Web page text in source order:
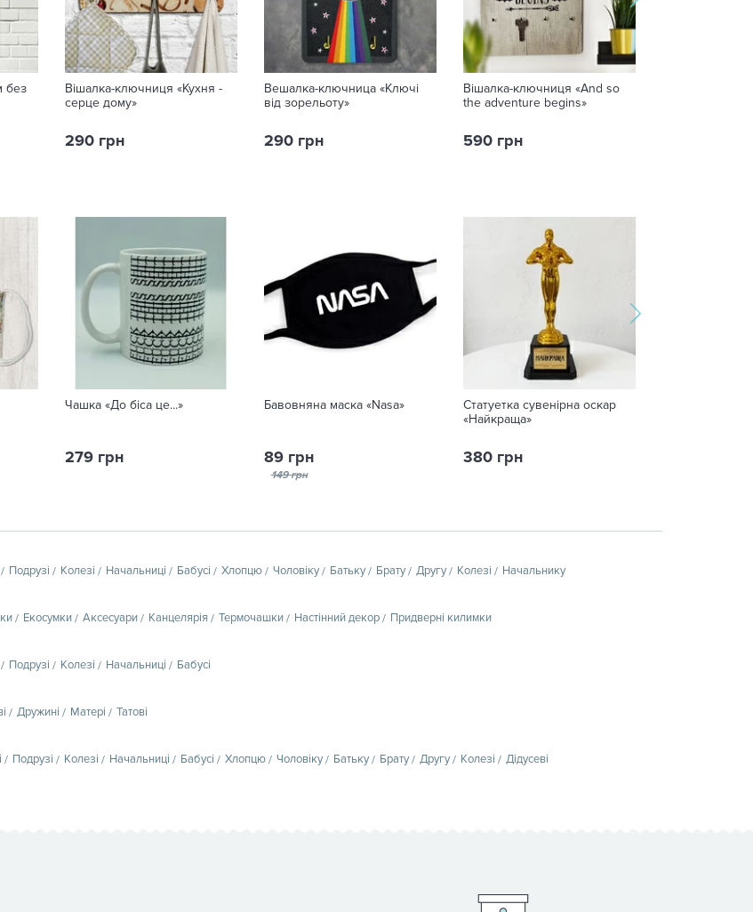
без
Вішалка-ключниця «Кухня -
серце дому»
290 грн
Вешалка-ключница «Ключі
від зорельоту»
290 грн
Вішалка-ключниця «And so
the adventure begins»
590 грн
Чашка «До біса це...»
279 грн
Бавовняна маска «Nasa»
89 грн
149 грн
Статуетка сувенірна оскар
«Найкраща»
380 грн
Подрузі Колезі Начальниці Бабусі Хлопцю Чоловіку Батьку Брату Другу Колезі Начальнику
Екосумки Аксесуари Канцелярія Термочашки Настінний декор Придверні килимки
Подрузі Колезі Начальниці Бабусі
Дружині Матері Татові
Подрузі Колезі Начальниці Бабусі Хлопцю Чоловіку Батьку Брату Другу Колезі Дідусеві